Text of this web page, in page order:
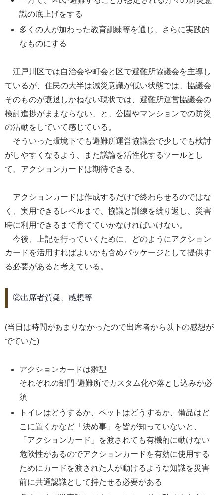
識の底上げをする
多くの人が加わった教育訓練等を通じ、さらに実践的
なものにする
江戸川区では自治会や町会と区で避難所協議会を主導し
ているが、住民の大半は減災意識が低い状態では、協議会
そのものが衰退しかねない現状では、避難所運営協議会の
検討進捗がままならない、と、公園やマンションでの防災
の活動をしていて感じている。
そういった環境下でも避難所運営協議会で少しでも検討
がしやすくなるよう、また議論を活性化するツールとし
て、アクションカードは期待できる。
アクションカードは作成するだけで終わらせるのではな
く、実用できるレベルまで、協議と訓練を繰り返し、災害
時に利用できるまで育てていかなければいけない。
今後、上記を行っていくために、どのようにアクション
カードを活用すればよいかも含めパッケージとして提供す
る必要があると考えている。
②出席者質疑、感想等
(当日は時間があまりなかったので出席者から以下の感想が
でていた)
アクションカードは雛型
それぞれの部門·避難所でカスタム化や落とし込みが必
須
トイレはどうするか、ペットはどうするか、備品はど
こに置くかなど「決め事」を皆が知っていないと、
「アクションカード」を渡されても有機的に動けない
危険性があるのでアクションカードを有効に使用する
ためにカードを渡された人が動けるような知識を災害
前に共通認識として持たせる必要がある